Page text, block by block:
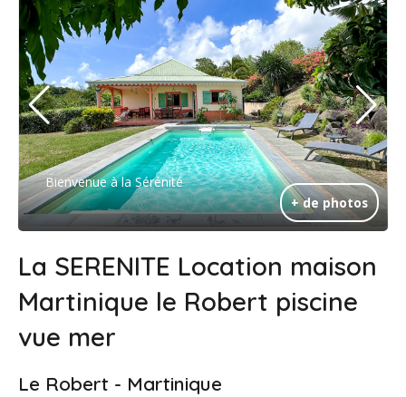
+ de photos
Bienvenue à la Sérénité
La SERENITE Location maison
Martinique le Robert piscine
vue mer
Le Robert - Martinique